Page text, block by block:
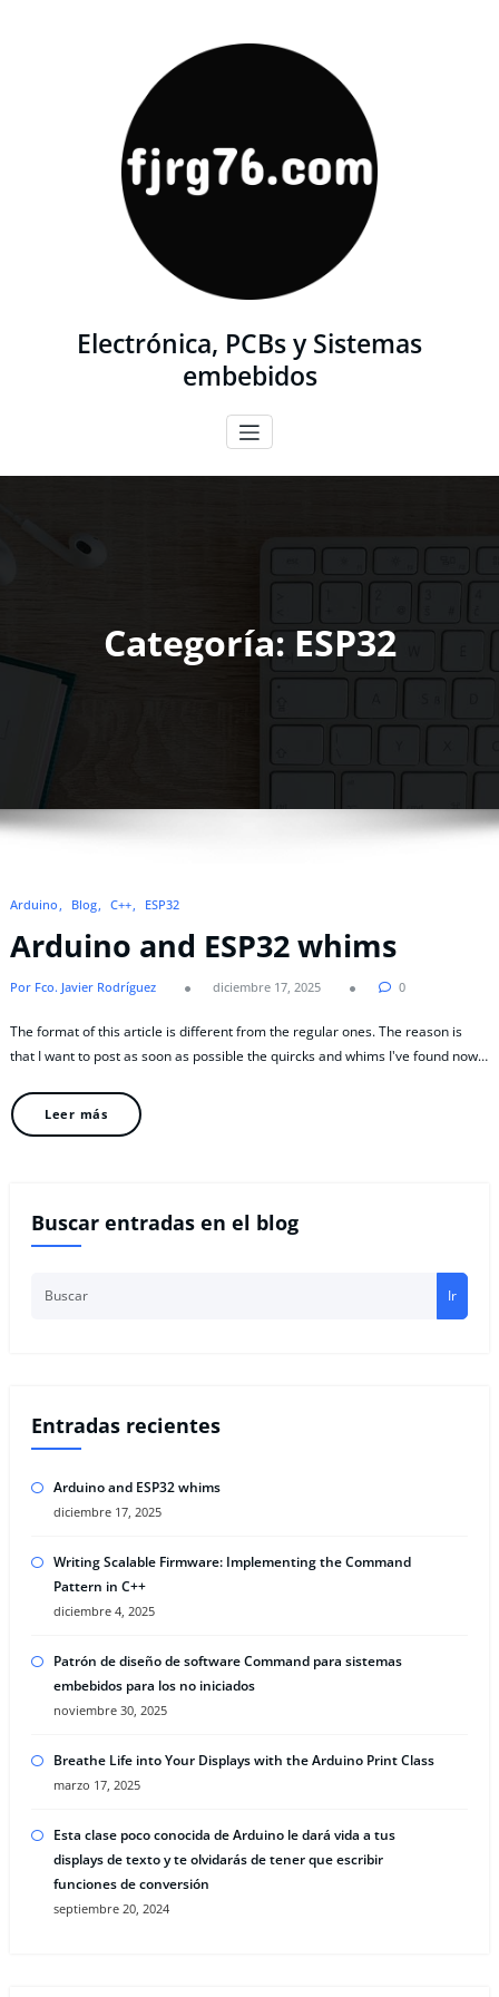
Electrónica, PCBs y Sistemas
embebidos
Categoría: ESP32
Arduino Blog C++ ESP32
Arduino and ESP32 whims
Por Fco. Javier Rodríguez diciembre 17, 2025 0
The format of this article is different from the regular ones. The reason is
that I want to post as soon as possible the quircks and whims I've found now…
Leer más
Buscar entradas en el blog
Ir
Entradas recientes
Arduino and ESP32 whims
diciembre 17, 2025
Writing Scalable Firmware: Implementing the Command
Pattern in C++
diciembre 4, 2025
Patrón de diseño de software Command para sistemas
embebidos para los no iniciados
noviembre 30, 2025
Breathe Life into Your Displays with the Arduino Print Class
marzo 17, 2025
Esta clase poco conocida de Arduino le dará vida a tus
displays de texto y te olvidarás de tener que escribir
funciones de conversión
septiembre 20, 2024